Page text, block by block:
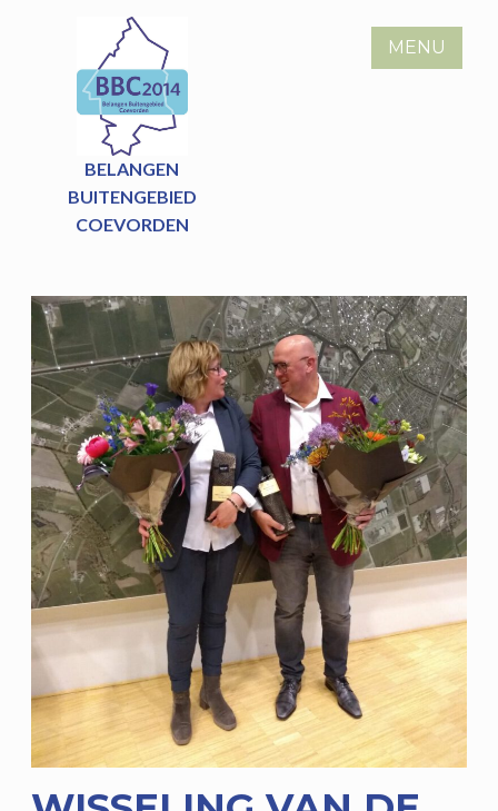
BELANGEN
BUITENGEBIED
COEVORDEN
MENU